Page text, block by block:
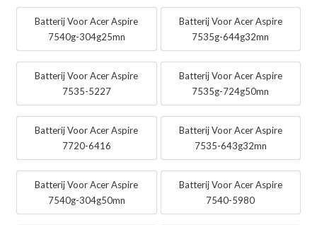
Batterij Voor Acer Aspire
7540g-304g25mn
Batterij Voor Acer Aspire
7535g-644g32mn
Batterij Voor Acer Aspire
7535-5227
Batterij Voor Acer Aspire
7535g-724g50mn
Batterij Voor Acer Aspire
7720-6416
Batterij Voor Acer Aspire
7535-643g32mn
Batterij Voor Acer Aspire
7540g-304g50mn
Batterij Voor Acer Aspire
7540-5980